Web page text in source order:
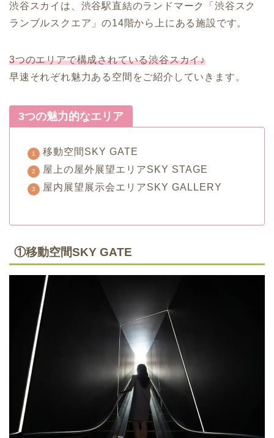
渋谷スカイは、渋谷駅直結のランドマーク「渋谷スク
ランブルスクエア」の14階から上にある施設です。
3つのエリアで構成されている渋谷スカイ♪
早速それぞれ魅力ある空間をご紹介していきます。
3つの魅力的なエリア
移動空間SKY GATE
屋上の屋外展望エリアSKY STAGE
屋内展望展示会エリアSKY GALLERY
①移動空間SKY GATE